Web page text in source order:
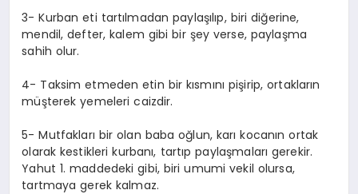
3- Kurban eti tartılmadan paylaşılıp, biri diğerine,
mendil, defter, kalem gibi bir şey verse, paylaşma
sahih olur.
4- Taksim etmeden etin bir kısmını pişirip, ortakların
müşterek yemeleri caizdir.
5- Mutfakları bir olan baba oğlun, karı kocanın ortak
olarak kestikleri kurbanı, tartıp paylaşmaları gerekir.
Yahut 1. maddedeki gibi, biri umumi vekil olursa,
tartmaya gerek kalmaz.